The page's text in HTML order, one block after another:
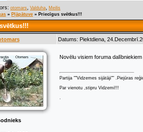
otomars Valduha
Meilis
» Pļāpātuve » Priecīgus svētkus!!!
Datums: Piektdiena,
Novēlu visiem foruma
Partija ""Vidzemes sijātāji"" .Piejūras
Par vienotu ,stipru Vidzemi!!!
.